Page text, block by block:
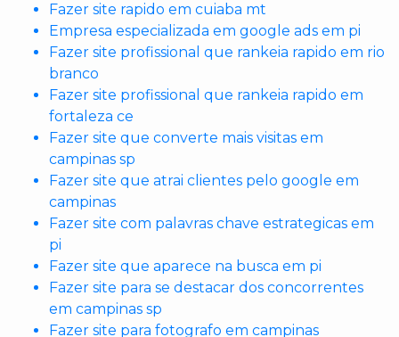
Fazer site rapido em cuiaba mt
Empresa especializada em google ads em pi
Fazer site profissional que rankeia rapido em rio
branco
Fazer site profissional que rankeia rapido em
fortaleza ce
Fazer site que converte mais visitas em
campinas sp
Fazer site que atrai clientes pelo google em
campinas
Fazer site com palavras chave estrategicas em
pi
Fazer site que aparece na busca em pi
Fazer site para se destacar dos concorrentes
em campinas sp
Fazer site para fotografo em campinas